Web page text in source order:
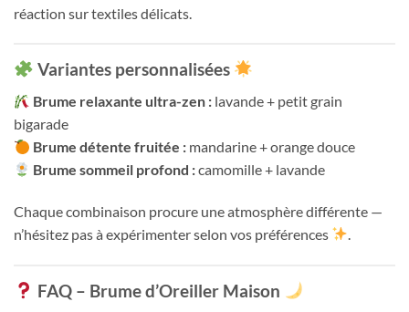
réaction sur textiles délicats.
Variantes personnalisées
Brume relaxante ultra-zen : lavande + petit grain
bigarade
Brume détente fruitée : mandarine + orange douce
Brume sommeil profond :camomille + lavande
Chaque combinaison procure une atmosphère différente —
n’hésitez pas à expérimenter selon vos préférences
.
FAQ – Brume d’Oreiller Maison